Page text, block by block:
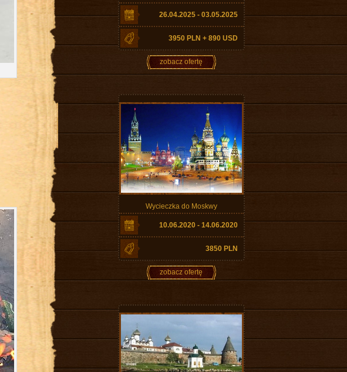
26.04.2025 - 03.05.2025
3950 PLN + 890 USD
zobacz ofertę
Wycieczka do Moskwy
10.06.2020 - 14.06.2020
3850 PLN
zobacz ofertę